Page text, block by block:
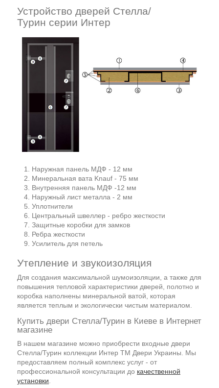
Устройство дверей Стелла/
Турин серии Интер
Наружная панель МДФ - 12 мм
Минеральная вата Knauf - 75 мм
Внутренняя панель МДФ -12 мм
Наружный лист металла - 2 мм
Уплотнители
Центральный швеллер - ребро жесткости
Защитные коробки для замков
Ребра жесткости
Усилитель для петель
Утепление и звукоизоляция
Для создания максимальной шумоизоляции, а также для
повышения тепловой характеристики дверей, полотно и
коробка наполнены минеральной ватой, которая
является теплым и экологически чистым материалом.
Купить двери Стелла/Турин в Киеве в Интернет
магазине
В нашем магазине можно приобрести входные двери
Стелла/Турин коллекции Интер ТМ Двери Украины. Мы
предоставляем полный комплекс услуг - от
профессиональной консультации до качественной
установки